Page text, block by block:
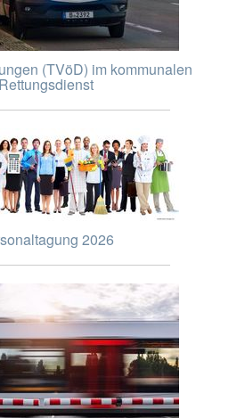
(TVöD) im kommunalen
Rettungsdienst
2026